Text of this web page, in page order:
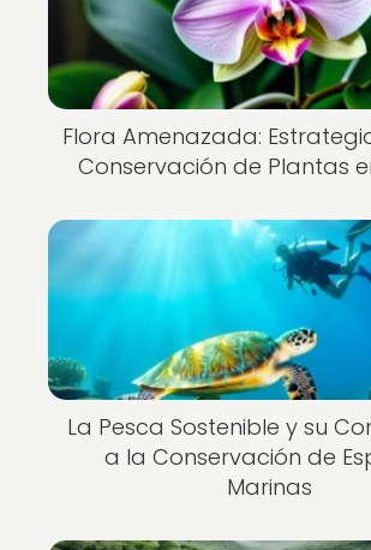
Flora Amenazada:
Conservación de Plantas
La Pesca Sostenible y su
a la Conservación de
Marinas